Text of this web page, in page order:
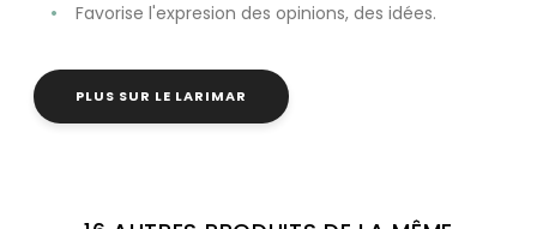
Favorise l'expresion des opinions, des idées.
PLUS SUR LE LARIMAR